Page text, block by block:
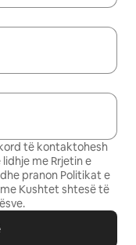
të kontaktohesh
me Rrjetin e
pranon Politikat e
Kushtet shtesë të
.